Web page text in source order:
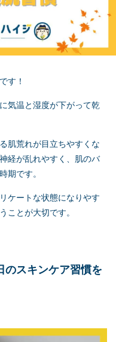
す！
気温と湿度が下がって乾
肌荒れが目立ちやすくな
経が乱れやすく、肌のバ
期です。
ケートな状態になりやす
ことが大切です。
のスキンケア習慣を